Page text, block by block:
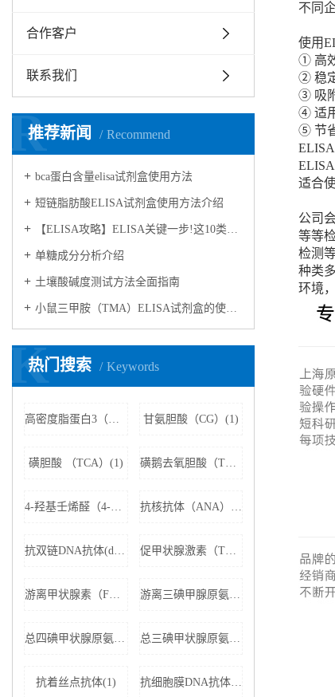
合作客户
联系我们
推荐新闻 Recommend
R
bca蛋白含量elisa试剂盒使用方法
短链脂肪酸ELISA试剂盒使用方法介绍
【ELISA攻略】ELISA关键一步!这10类样品要如何处理?
​单糖成分分析介绍
​土壤酸碱度测试方法全面指南
小鼠三甲胺（TMA）ELISA试剂盒的使用方法
热门搜索 Keywords
K
高密度脂蛋白3（HDL3）(1) 甘氨胆酸（CG）(1)
磺胆酸 （TCA）(1) 磺鹅去氧胆酸（TCDCA）(1)
4-羟基壬烯醛（4-HNE）(1) 抗核抗体（ANA）(1)
抗双链DNA抗体(dsDNA)(1) 促甲状腺激素（TSH）(1)
游离甲状腺素（FT4）(1) 游离三碘甲腺原氨酸（FT3）(1)
总四碘甲状腺原氨酸（TT4）(1) 总三碘甲状腺原氨酸（TT3)(1)
抗着丝点抗体(1) 抗细胞膜DNA抗体(1)
不同
使用
① 高
② 稳
③ 吸
④ 适
⑤ 节
适合
公司
等等
检测
种类
环境